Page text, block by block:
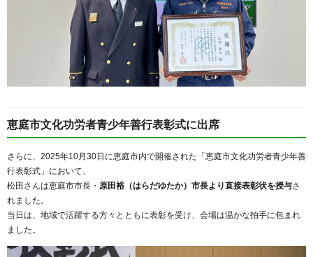
恵庭市文化功労者青少年善行表彰式に出席
さらに、2025年10月30日に恵庭市内で開催された「恵庭市文化功労者青少年善
行表彰式」において、
松田さんは恵庭市市長・ 原田裕（はらだゆたか）市長より直接表彰状を授与さ
れました。
当日は、地域で活躍する方々とともに表彰を受け、会場は温かな拍手に包まれ
ました。